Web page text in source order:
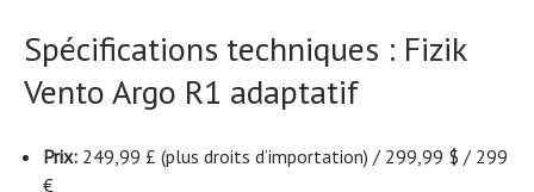
Spécifications techniques : Fizik
Vento Argo R1 adaptatif
Prix: 249,99 £ (plus droits d’importation) / 299,99 $ / 299
€